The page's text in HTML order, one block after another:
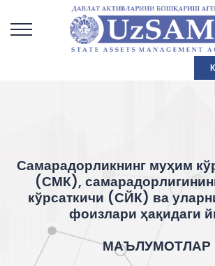
Самарадорликнинг муҳим
(СМК),
кўрсаткичи (СЙК) ва
фоизлари ҳақидаги
МАЪЛУМОТЛАР